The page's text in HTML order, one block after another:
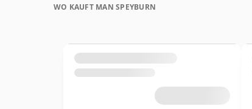
WO KAUFT MAN SPEYBURN